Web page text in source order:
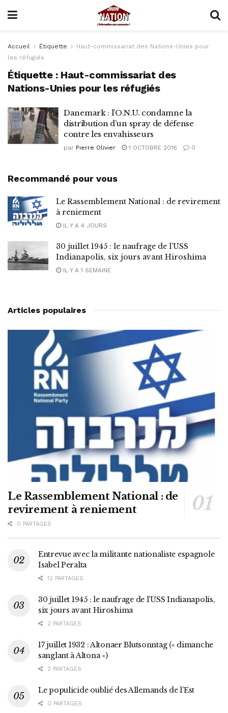
Accueil Étiquette
Haut-commissariat des Nations-Unies pour
les réfugiés
Étiquette : Haut-commissariat des
Nations-Unies pour les réfugiés
Danemark : l’O.N.U. condamne la
distribution d’un spray de défense
contre les envahisseurs
par Pierre Olivier 1 OCTOBRE 2016 0
Recommandé pour vous
Le Rassemblement National : de revirement
à reniement
IL Y A 4 JOURS
30 juillet 1945 : le naufrage de l’USS
Indianapolis, six jours avant Hiroshima
IL Y A 1 SEMAINE
Articles populaires
Le Rassemblement National : de
revirement à reniement
0 PARTAGES
Entrevue avec la militante nationaliste espagnole
Isabel Peralta
12 PARTAGES
30 juillet 1945 : le naufrage de l’USS Indianapolis,
six jours avant Hiroshima
2 PARTAGES
17 juillet 1932 : Altonaer Blutsonntag (« dimanche
sanglant à Altona »)
2 PARTAGES
Le populicide oublié des Allemands de l’Est
0 PARTAGES